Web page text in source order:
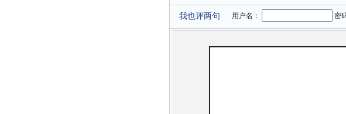
我也评两句 用户名： 密